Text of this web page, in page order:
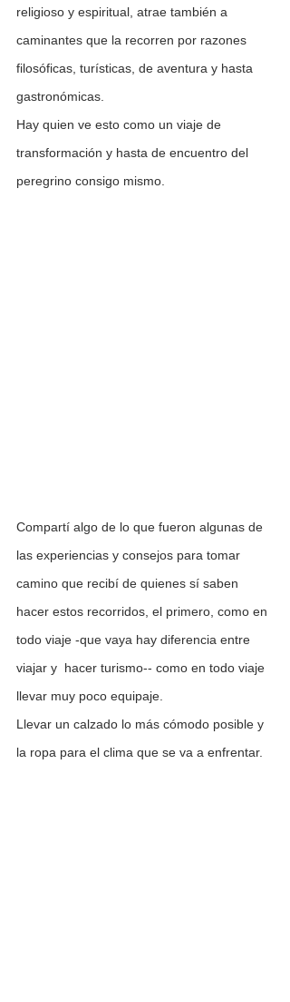
religioso y espiritual, atrae también a
caminantes que la recorren por razones
filosóficas, turísticas, de aventura y hasta
gastronómicas.
Hay quien ve esto como un viaje de
transformación y hasta de encuentro del
peregrino consigo mismo.
Compartí algo de lo que fueron algunas de
las experiencias y consejos para tomar
camino que recibí de quienes sí saben
hacer estos recorridos, el primero, como en
todo viaje -que vaya hay diferencia entre
viajar y  hacer turismo-- como en todo viaje
llevar muy poco equipaje.
Llevar un calzado lo más cómodo posible y
la ropa para el clima que se va a enfrentar.